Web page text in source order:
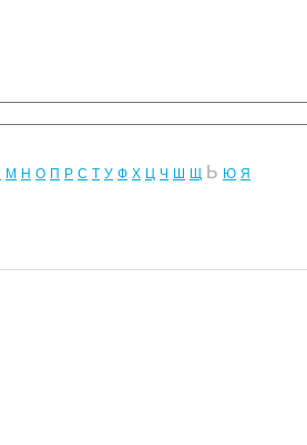
М Н О П Р С Т У Ф Х Ц Ч Ш Щ Ь Ю Я